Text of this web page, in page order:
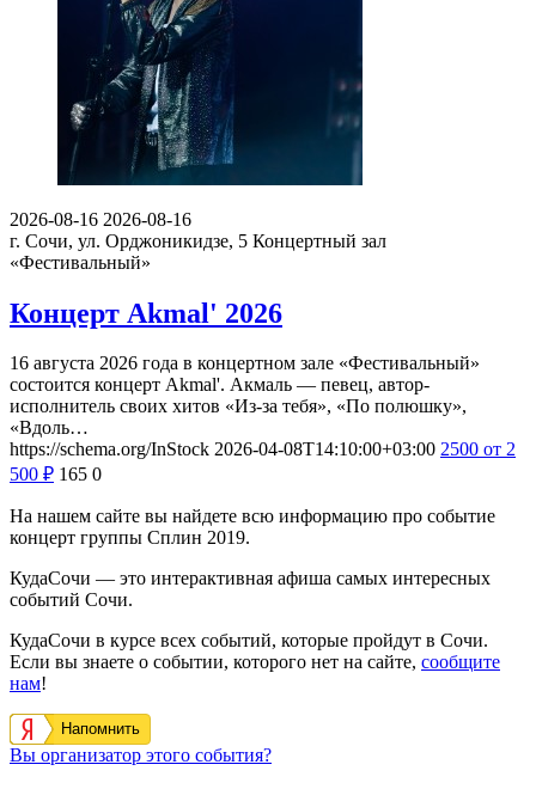
2026-08-16 2026-08-16
г. Сочи, ул. Орджоникидзе, 5 Концертный зал
«Фестивальный»
Концерт Akmal' 2026
16 августа 2026 года в концертном зале «Фестивальный»
состоится концерт Akmal'. Акмаль — певец, автор-
исполнитель своих хитов «Из-за тебя», «По полюшку»,
«Вдоль…
https://schema.org/InStock 2026-04-08T14:10:00+03:00 2500 от 2
500 ₽ 165 0
На нашем сайте вы найдете всю информацию про событие
концерт группы Сплин 2019.
КудаСочи — это интерактивная афиша самых интересных
событий Сочи.
КудаСочи в курсе всех событий, которые пройдут в Сочи.
Если вы знаете о событии, которого нет на сайте, сообщите
нам!
Напомнить
Вы организатор этого события?